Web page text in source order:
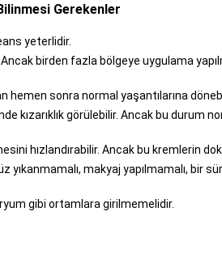
Gerekenler
yeterlidir.
birden fazla bölgeye uygulama
sonra normal yaşantılarına
kızarıklık görülebilir. Ancak bu durum
hızlandırabilir. Ancak bu kremlerin
yıkanmamalı, makyaj yapılmamalı,
gibi ortamlara girilmemelidir.